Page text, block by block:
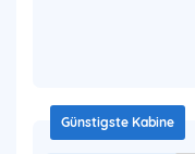
Günstigste Kabine